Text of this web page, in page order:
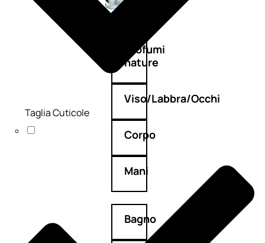
Profumi
nature
Viso/Labbra/Occhi
Corpo
Mani
Bagno
Taglia Cuticole